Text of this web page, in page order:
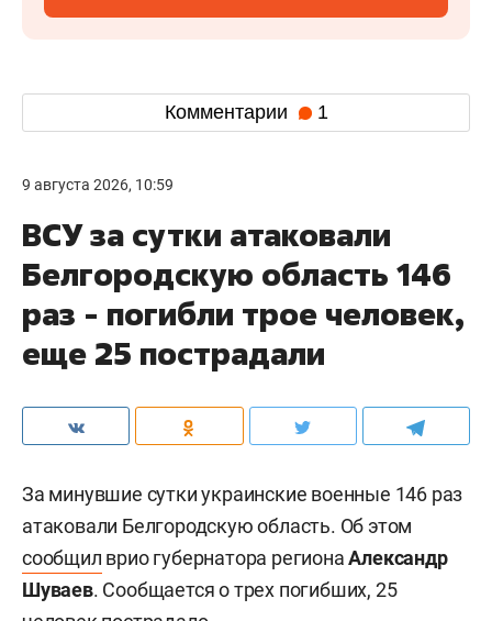
Комментарии 1
9 августа 2026, 10:59
ВСУ за сутки атаковали
Белгородскую область 146
раз - погибли трое человек,
еще 25 пострадали
За минувшие сутки украинские военные 146 раз
атаковали Белгородскую область. Об этом
сообщил врио губернатора регионаАлександр
Шуваев. Сообщается о трех погибших, 25